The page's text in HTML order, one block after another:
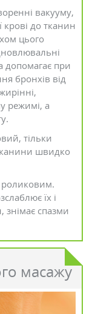
вакууму,
до тканин
цього
допомагає при
бронхів від
режимі, а
тільки
швидко
роликовим.
їх і
знімає спазми
масажу